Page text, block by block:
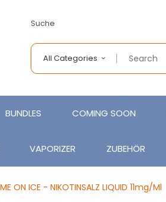
Suche
All Categories
BUNDLES COMING SOON
VAPORIZER ZUBEHÖR
ON ICE - NIKOTINSALZ LIQUID 11mg/ml